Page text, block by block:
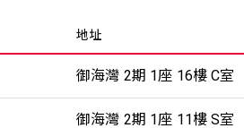
地址
御海灣 2期 1座 16樓 C室
御海灣 2期 1座 11樓 S室